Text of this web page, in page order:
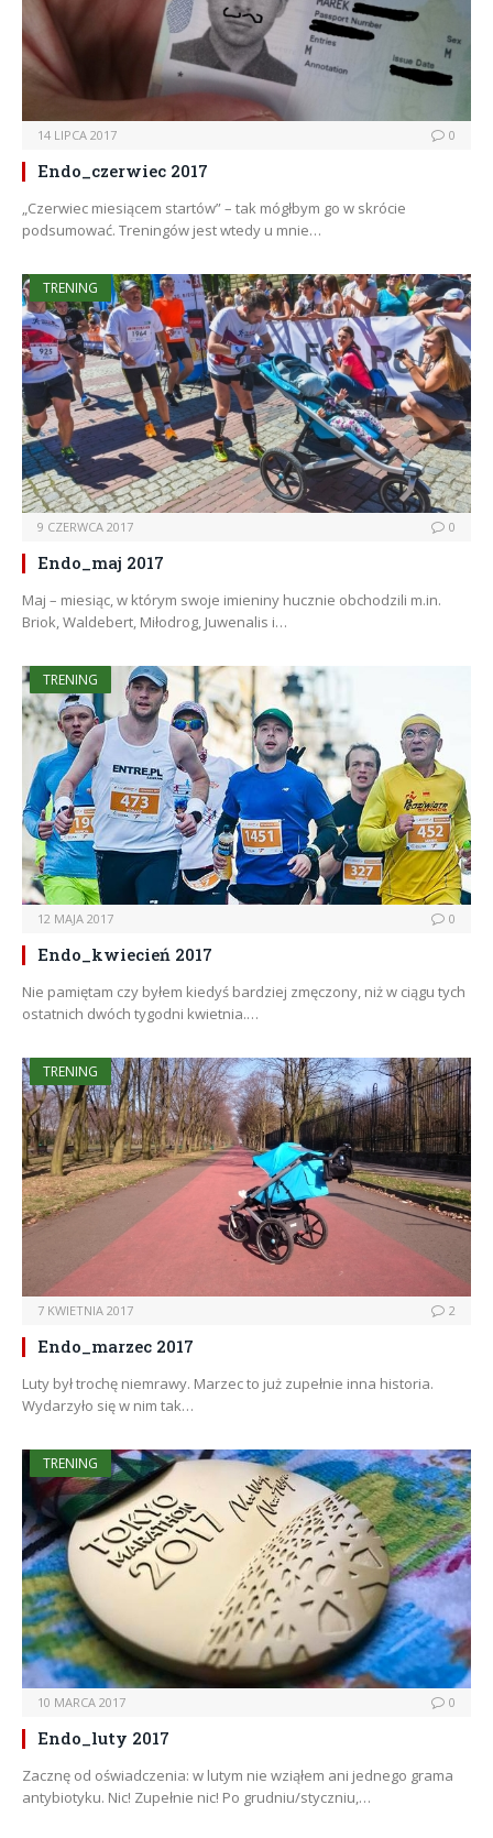
14 LIPCA 2017 0
Endo_czerwiec 2017
„Czerwiec miesiącem startów” – tak mógłbym go w skrócie
podsumować. Treningów jest wtedy u mnie…
TRENING
9 CZERWCA 2017 0
Endo_maj 2017
Maj – miesiąc, w którym swoje imieniny hucznie obchodzili m.in.
Briok, Waldebert, Miłodrog, Juwenalis i…
TRENING
12 MAJA 2017 0
Endo_kwiecień 2017
Nie pamiętam czy byłem kiedyś bardziej zmęczony, niż w ciągu tych
ostatnich dwóch tygodni kwietnia.…
TRENING
7 KWIETNIA 2017 2
Endo_marzec 2017
Luty był trochę niemrawy. Marzec to już zupełnie inna historia.
Wydarzyło się w nim tak…
TRENING
10 MARCA 2017 0
Endo_luty 2017
Zacznę od oświadczenia: w lutym nie wziąłem ani jednego grama
antybiotyku. Nic! Zupełnie nic! Po grudniu/styczniu,…